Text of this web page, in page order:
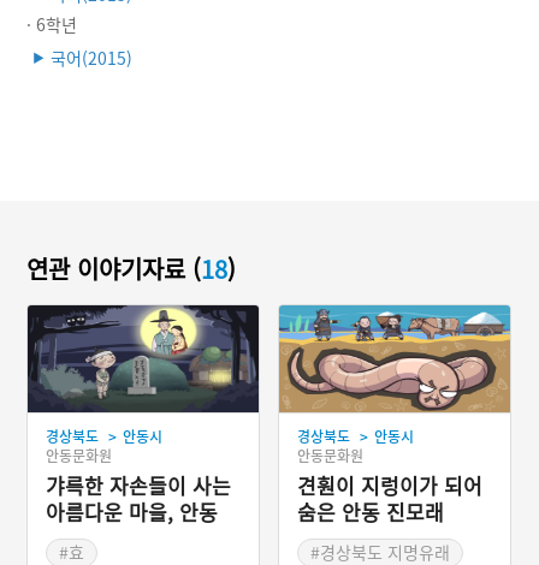
· 6학년
▶ 국어(2015)
연관 이야기자료 (18)
경상북도 > 안동시
안동문화원
갸륵한 자손들이 사는
아름다운 마을, 안동
미라골
#효
경상북도 > 안동시
안동문화원
견훤이 지렁이가 되어
숨은 안동 진모래
#경상북도 지명유래